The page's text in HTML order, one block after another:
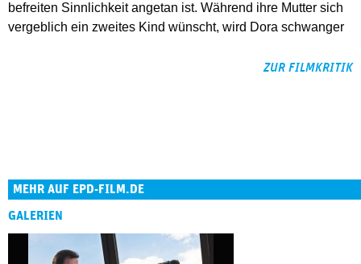
befreiten Sinnlichkeit angetan ist. Während ihre Mutter sich
vergeblich ein zweites Kind wünscht, wird Dora schwanger
ZUR FILMKRITIK
MEHR AUF EPD-FILM.DE
GALERIEN